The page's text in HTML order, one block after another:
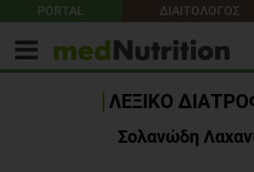
PORTAL ΔΙΑΙΤΟΛΟΓΟΣ
ΛΕΞΙΚΟ
Σολανώδη